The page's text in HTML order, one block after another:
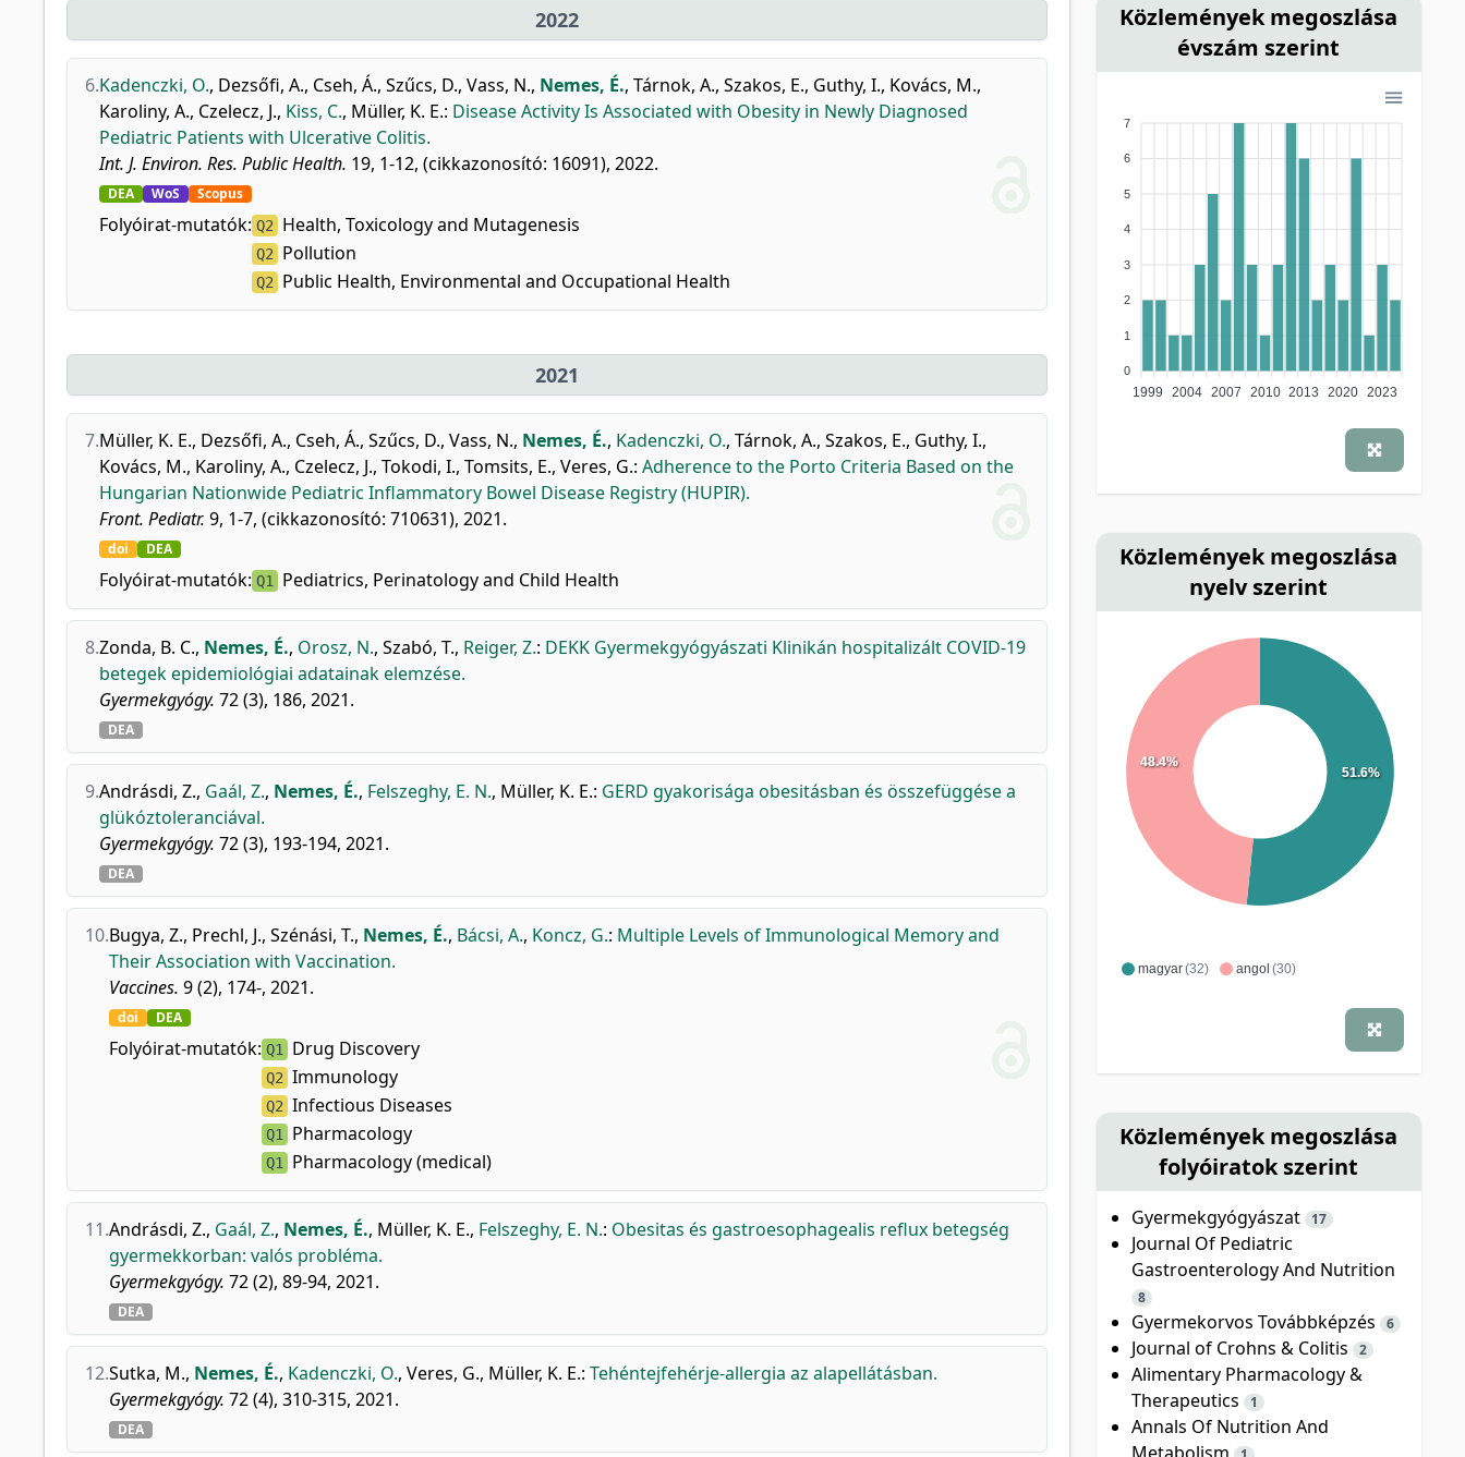
2022
6.Kadenczki, O., Dezsőfi, A., Cseh, Á., Szűcs, D., Vass, N., Nemes, É., Tárnok, A., Szakos, E., Guthy, I., Kovács, M.,
Karoliny, A., Czelecz, J., Kiss, C., Müller, K. E.: Disease Activity Is Associated with Obesity in Newly Diagnosed
Pediatric Patients with Ulcerative Colitis.
Int. J. Environ. Res. Public Health. 19, 1-12, (cikkazonosító: 16091), 2022.
DEA WoS Scopus
Folyóirat-mutatók: Q2 Health, Toxicology and Mutagenesis
Q2 Pollution
Q2 Public Health, Environmental and Occupational Health
2021
7.Müller, K. E., Dezsőfi, A., Cseh, Á., Szűcs, D., Vass, N., Nemes, É., Kadenczki, O., Tárnok, A., Szakos, E., Guthy, I.,
Kovács, M., Karoliny, A., Czelecz, J., Tokodi, I., Tomsits, E., Veres, G.: Adherence to the Porto Criteria Based on the
Hungarian Nationwide Pediatric Inflammatory Bowel Disease Registry (HUPIR).
Front. Pediatr. 9, 1-7, (cikkazonosító: 710631), 2021.
doi DEA
Folyóirat-mutatók: Q1 Pediatrics, Perinatology and Child Health
8.Zonda, B. C., Nemes, É., Orosz, N., Szabó, T., Reiger, Z.: DEKK Gyermekgyógyászati Klinikán hospitalizált COVID-19
betegek epidemiológiai adatainak elemzése.
Gyermekgyógy. 72 (3), 186, 2021.
DEA
9.Andrásdi, Z., Gaál, Z., Nemes, É., Felszeghy, E. N., Müller, K. E.: GERD gyakorisága obesitásban és összefüggése a
glükóztoleranciával.
Gyermekgyógy. 72 (3), 193-194, 2021.
DEA
10.Bugya, Z., Prechl, J., Szénási, T., Nemes, É., Bácsi, A., Koncz, G.: Multiple Levels of Immunological Memory and
Their Association with Vaccination.
Vaccines. 9 (2), 174-, 2021.
doi DEA
Folyóirat-mutatók: Q1 Drug Discovery
Q2 Immunology
Q2 Infectious Diseases
Q1 Pharmacology
Q1 Pharmacology (medical)
11.Andrásdi, Z., Gaál, Z., Nemes, É., Müller, K. E., Felszeghy, E. N.: Obesitas és gastroesophagealis reflux betegség
gyermekkorban: valós probléma.
Gyermekgyógy. 72 (2), 89-94, 2021.
DEA
12.Sutka, M., Nemes, É., Kadenczki, O., Veres, G., Müller, K. E.: Tehéntejfehérje-allergia az alapellátásban.
Gyermekgyógy. 72 (4), 310-315, 2021.
DEA
Közlemények megoszlása
évszám szerint
7
6
5
4
3
2
1
0
1999 2004 2007 2010 2013 2020 2023
Közlemények megoszlása
nyelv szerint
magyar(32) angol (30)
51.6%
48.4%
Közlemények megoszlása
folyóiratok szerint
Gyermekgyógyászat 17
Journal Of Pediatric
Gastroenterology And Nutrition
8
Gyermekorvos Továbbképzés 6
Journal of Crohns & Colitis 2
Alimentary Pharmacology &
Therapeutics
1
Annals Of Nutrition And
Metabolism